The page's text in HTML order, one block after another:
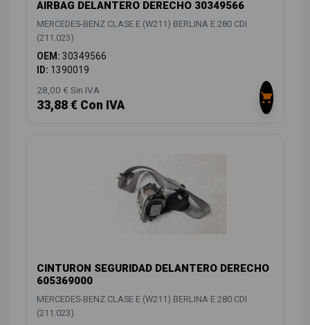
AIRBAG DELANTERO DERECHO 30349566
MERCEDES-BENZ CLASE E (W211) BERLINA E 280 CDI
(211.023)
OEM: 30349566
ID: 1390019
28,00 € Sin IVA
33,88 € Con IVA
CINTURON SEGURIDAD DELANTERO DERECHO
605369000
MERCEDES-BENZ CLASE E (W211) BERLINA E 280 CDI
(211.023)